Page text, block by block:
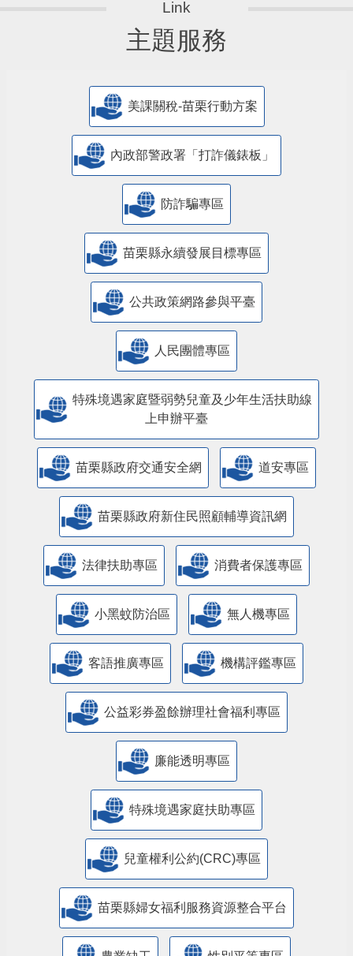
主題服務
美課關稅-苗栗行動方案
內政部警政署「打詐儀錶板」
防詐騙專區
苗栗縣永續發展目標專區
公共政策網路參與平臺
人民團體專區
特殊境遇家庭暨弱勢兒童及少年生活扶助線
上申辦平臺
苗栗縣政府交通安全網 道安專區
苗栗縣政府新住民照顧輔導資訊網
法律扶助專區 消費者保護專區
小黑蚊防治區 無人機專區
客語推廣專區 機構評鑑專區
公益彩券盈餘辦理社會福利專區
廉能透明專區
特殊境遇家庭扶助專區
兒童權利公約(CRC)專區
苗栗縣婦女福利服務資源整合平台